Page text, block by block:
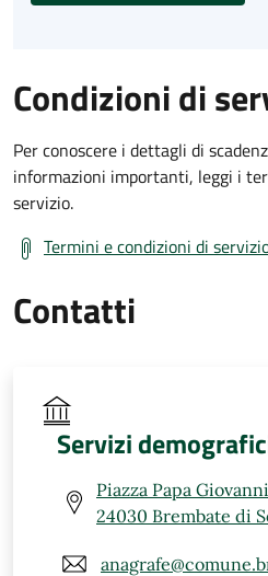
Condizioni di
Per conoscere i dettagli di
informazioni importanti, leggi i
servizio.
Termini e condizioni di
Contatti
Servizi
Piazza Papa
24030 Brembate di